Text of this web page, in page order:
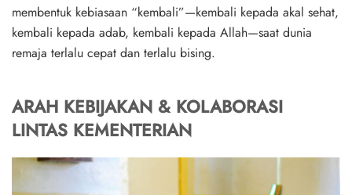
membentuk kebiasaan “kembali”—kembali kepada akal sehat,
kembali kepada adab, kembali kepada Allah—saat dunia
remaja terlalu cepat dan terlalu bising.
ARAH KEBIJAKAN & KOLABORASI
LINTAS KEMENTERIAN